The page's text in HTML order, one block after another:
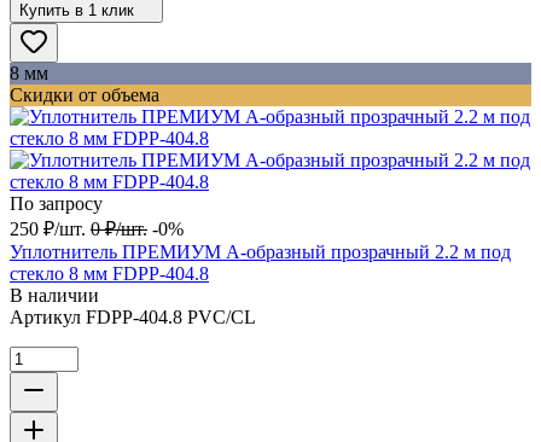
Купить в 1 клик
8 мм
Скидки от объема
По запросу
250 ₽/шт. 0 ₽/шт. -0%
Уплотнитель ПРЕМИУМ А-образный прозрачный 2.2 м под
стекло 8 мм FDPP-404.8
В наличии
Артикул FDPP-404.8 PVC/CL